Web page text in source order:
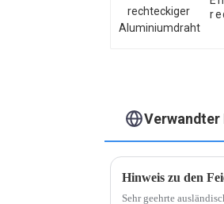
Verwandter
Sehr geehrte